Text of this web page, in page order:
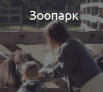
Зоопарк